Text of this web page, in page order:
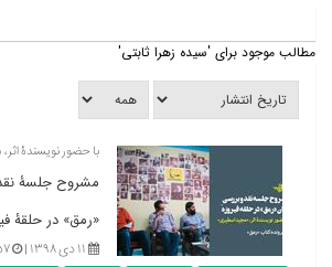
مطالب موجود برای 'سیده زهرا ثابتی'
با حضور نویسندۀ‌
مشروح جلسۀ
«رمق» در حلقۀ
۱۱ دی ۱۳۹۸ |